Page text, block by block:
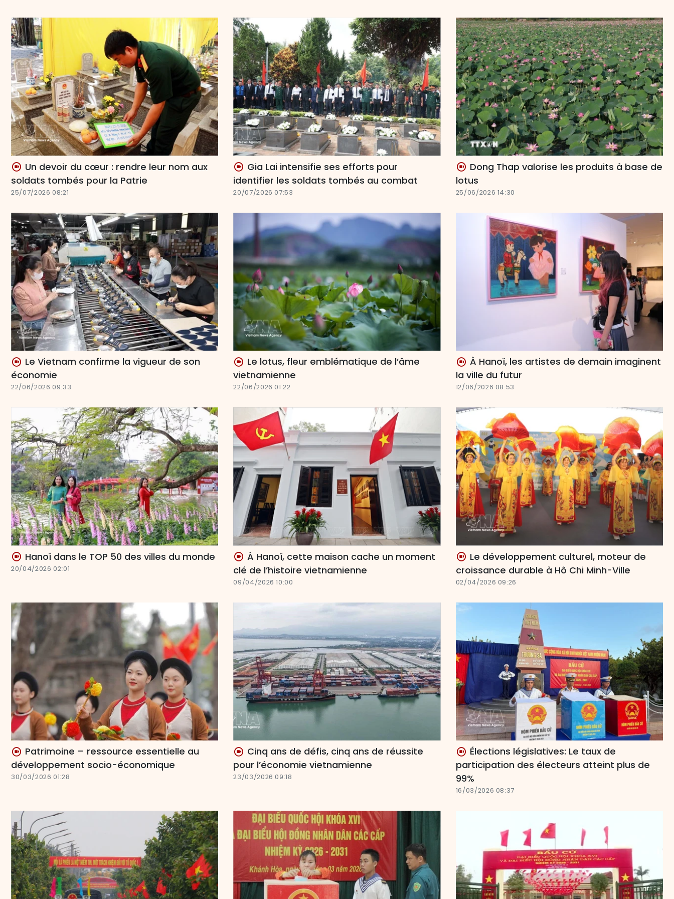
Un devoir du cœur : rendre leur nom aux
soldats tombés pour la Patrie
25/07/2026 08:21
Gia Lai intensifie ses efforts pour
identifier les soldats tombés au combat
20/07/2026 07:53
Dong Thap valorise les produits à base de
lotus
25/06/2026 14:30
Le Vietnam confirme la vigueur de son
économie
22/06/2026 09:33
Le lotus, fleur emblématique de l’âme
vietnamienne
22/06/2026 01:22
À Hanoï, les artistes de demain imaginent
la ville du futur
12/06/2026 08:53
Hanoï dans le TOP 50 des villes du monde
20/04/2026 02:01
À Hanoï, cette maison cache un moment
clé de l’histoire vietnamienne
09/04/2026 10:00
Le développement culturel, moteur de
croissance durable à Hô Chi Minh-Ville
02/04/2026 09:26
Patrimoine – ressource essentielle au
développement socio-économique
30/03/2026 01:28
Cinq ans de défis, cinq ans de réussite
pour l’économie vietnamienne
23/03/2026 09:18
Élections législatives: Le taux de
participation des électeurs atteint plus de
99%
16/03/2026 08:37